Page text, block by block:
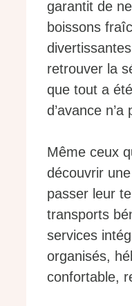
garantit de
boissons
retrouver la
que tout a
d’avance
Même ceux
découvrir
passer leur
transports
services
organisés,
confortable,